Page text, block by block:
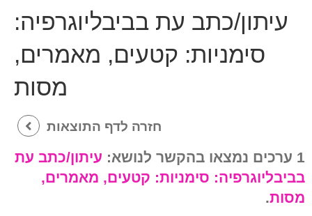
עיתון/כתב עת בביבליוגרפיה:
סימניות: קטעים, מאמרים,
מסות
חזרה לדף התוצאות
1 ערכים נמצאו בהקשר לנושא:
עיתון/כתב עת
בביבליוגרפיה: סימניות: קטעים, מאמרים,
מסות.